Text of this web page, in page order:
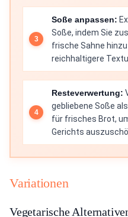
Soße anpassen:
Soße, indem Sie
frische Sahne
reichhaltigere
Resteverwertung:
gebliebene Soße
für frisches Brot,
Gerichts
Variationen
Vegetarische